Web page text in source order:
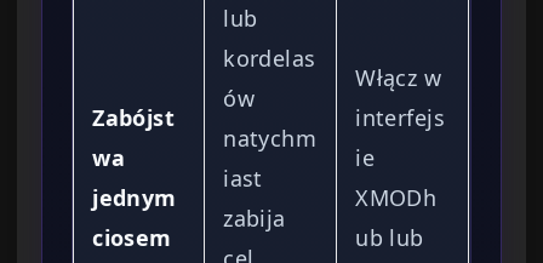
Zabójst
wa
jednym
ciosem
lub
kordelas
ów
natychm
iast
zabija
Włącz w
interfejs
ie
XMODh
ub lub